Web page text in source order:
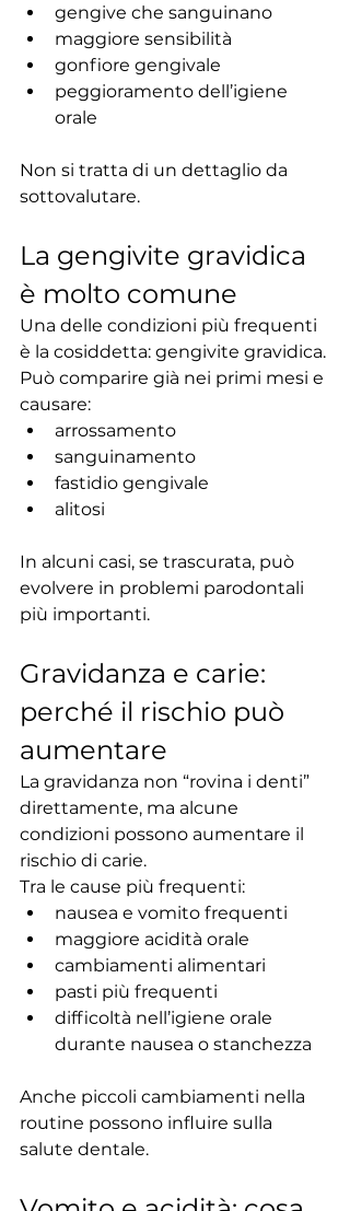
gengive che sanguinano
maggiore sensibilità
gonfiore gengivale
peggioramento dell’igiene
orale
Non si tratta di un dettaglio da
sottovalutare.
La gengivite gravidica
è molto comune
Una delle condizioni più frequenti
è la cosiddetta: gengivite gravidica.
Può comparire già nei primi mesi e
causare:
arrossamento
sanguinamento
fastidio gengivale
alitosi
In alcuni casi, se trascurata, può
evolvere in problemi parodontali
più importanti.
Gravidanza e carie:
perché il rischio può
aumentare
La gravidanza non “rovina i denti”
direttamente, ma alcune
condizioni possono aumentare il
rischio di carie.
Tra le cause più frequenti:
nausea e vomito frequenti
maggiore acidità orale
cambiamenti alimentari
pasti più frequenti
difficoltà nell’igiene orale
durante nausea o stanchezza
Anche piccoli cambiamenti nella
routine possono influire sulla
salute dentale.